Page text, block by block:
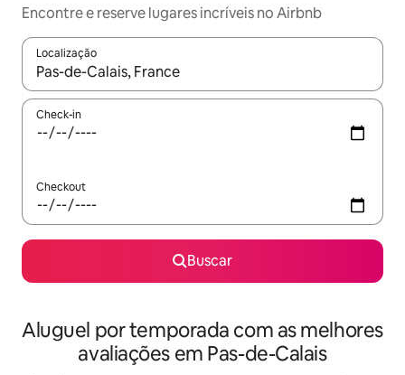
Encontre e reserve lugares incríveis no Airbnb
Localização
Quando os resultados estiverem disponíveis, explore-os
Check-in
Checkout
Buscar
Aluguel por temporada com as melhores
avaliações em Pas-de-Calais